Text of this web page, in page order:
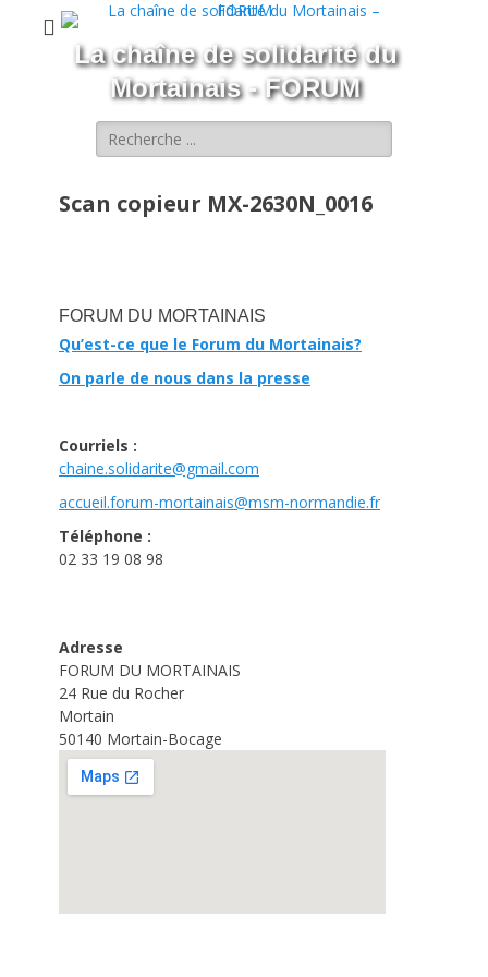
La chaîne de solidarité du
Mortainais - FORUM
Rechercher :
Scan copieur MX-2630N_0016
FORUM DU MORTAINAIS
Qu’est-ce que le Forum du Mortainais?
On parle de nous dans la presse
Courriels :
chaine.solidarite@gmail.com
accueil.forum-mortainais@msm-normandie.fr
Téléphone :
02 33 19 08 98
Adresse
FORUM DU MORTAINAIS
24 Rue du Rocher
Mortain
50140 Mortain-Bocage